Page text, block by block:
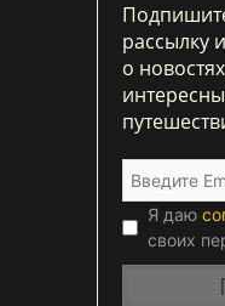
рассылку
о
Я даю
своих